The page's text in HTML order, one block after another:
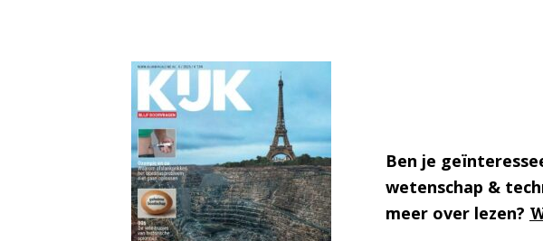
Ben je
wetenschap &
meer over lezen?